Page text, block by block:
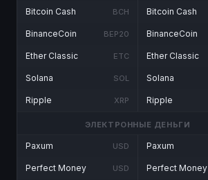
Bitcoin Cash BCH
BinanceCoin BEP20
Ether Classic ETC
Solana SOL
Ripple XRP
Bitcoin Cash
BinanceCoin
Ether Classic
Solana
Ripple
ЭЛЕКТРОННЫЕ ДЕНЬГИ
Paxum USD
Perfect Money USD
Paxum
Perfect Money